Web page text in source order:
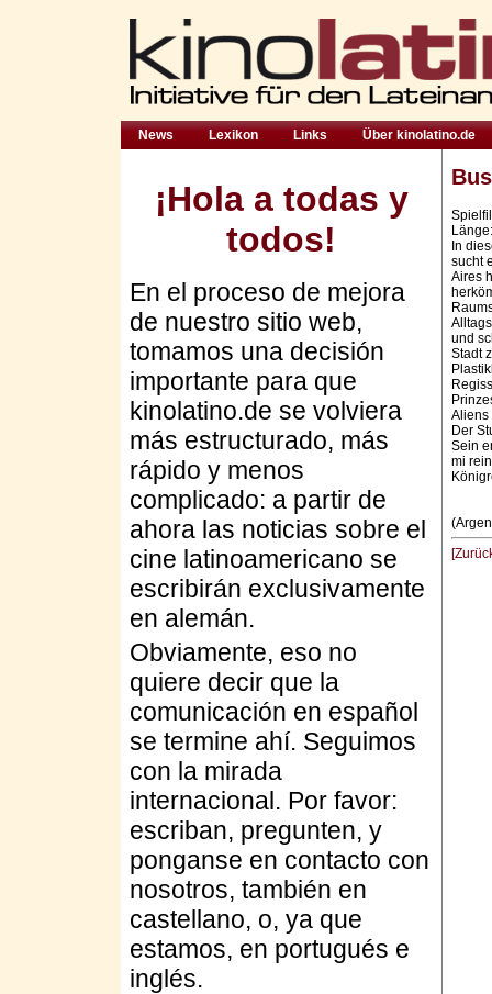
News Lexikon Links Über kinolatino.de
¡Hola a todas y
todos!
En el proceso de mejora
de nuestro sitio web,
tomamos una decisión
importante para que
kinolatino.de se volviera
más estructurado, más
rápido y menos
complicado: a partir de
ahora las noticias sobre el
cine latinoamericano se
escribirán exclusivamente
en alemán.
Obviamente, eso no
quiere decir que la
comunicación en español
se termine ahí. Seguimos
con la mirada
internacional. Por favor:
escriban, pregunten, y
ponganse en contacto con
nosotros, también en
castellano, o, ya que
estamos, en portugués e
inglés.
In
sucht
Aires
und
Stadt
Aliens
Der
Sein
mi